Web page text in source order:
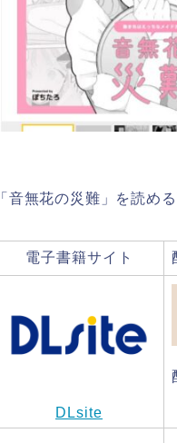
「音無花の災難」を読め
電子書籍サイト
DLsite